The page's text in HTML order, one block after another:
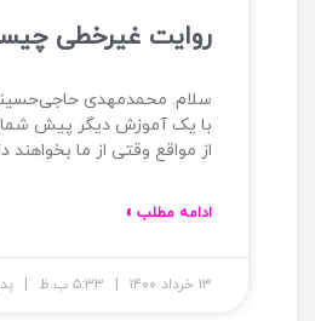
روایت غیرخطی
سلام. محمدمهدی
با یک آموزش دیگر پیش شما
از مواقع وقتی از ما بخواهند
ادامه مطلب »
۱۳ خرداد ۱۴۰۰